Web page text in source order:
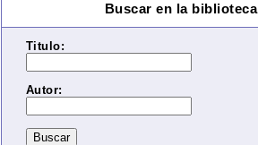
Buscar en la biblioteca
Titulo:
Autor: